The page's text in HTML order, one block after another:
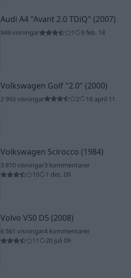
Audi A4 "Avant 2.0 TDiQ" (2007)
949 visningar 1 9 feb. 18
Volkswagen Golf "2.0" (2000)
2 993 visningar 2 18 april 11
Volkswagen Scirocco (1984)
3 810 visningar3 kommentarer
10
1 dec. 09
Volvo V50 D5 (2008)
6 561 visningar4 kommentarer
11
20 juli 09